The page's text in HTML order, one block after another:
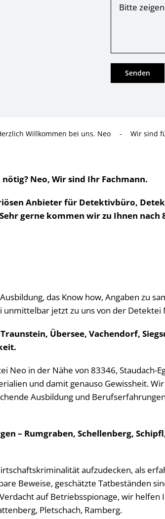
Bitte
Willkommen bei uns. Neo - Wir sind
Neo, Wir sind Ihr Fachmann.
Anbieter für Detektivbüro,
gerne kommen wir zu Ihnen nach
das Know how, Angaben zu
unmittelbar jetzt zu uns von der
Übersee, Vachendorf,
in der Nähe von 83346, Staudach-
und damit genauso Gewissheit.
Ausbildung und
– Rumgraben, Schellenberg,
aufzudecken, als
Beweise, geschätzte Tatbeständen
auf Betriebsspionage, wir
Pletschach, Ramberg.